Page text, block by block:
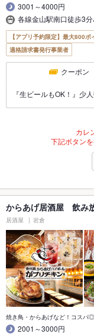
3001～4000円
各線金山駅南口徒歩3
【アプリ予約限定】最大800
適格請求書発行事業者
クーポン
『生ビールもOK！』少
カレ
下記ボタン
からあげ居酒屋 飲み
居酒屋 岩倉
焼き鳥・からあげなど！コスパ
2001～3000円